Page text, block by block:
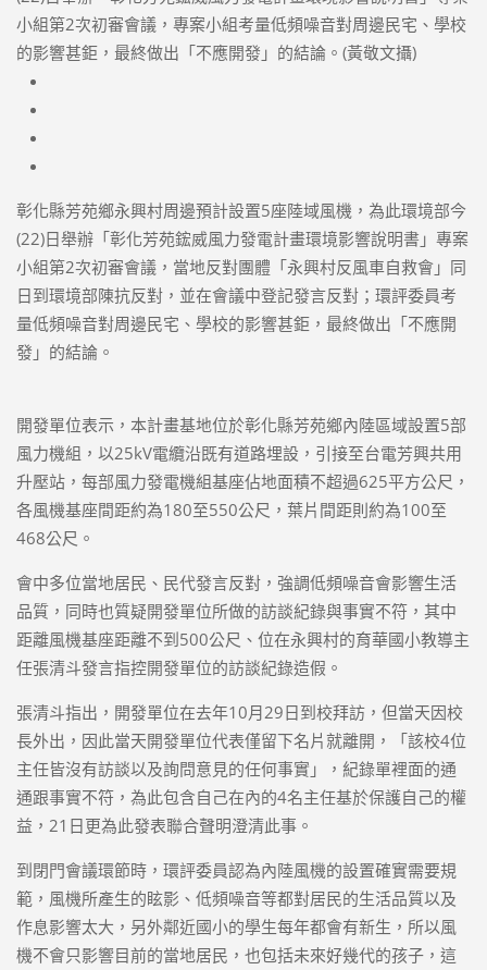
小組第2次初審會議，專案小組考量低頻噪音對周邊民宅、學校
的影響甚鉅，最終做出「不應開發」的結論。(黃敬文攝)
彰化縣芳苑鄉永興村周邊預計設置5座陸域風機，為此環境部今
(22)日舉辦「彰化芳苑鋐威風力發電計畫環境影響說明書」專案
小組第2次初審會議，當地反對團體「永興村反風車自救會」同
日到環境部陳抗反對，並在會議中登記發言反對；環評委員考
量低頻噪音對周邊民宅、學校的影響甚鉅，最終做出「不應開
發」的結論。
開發單位表示，本計畫基地位於彰化縣芳苑鄉內陸區域設置5部
風力機組，以25kV電纜沿既有道路埋設，引接至台電芳興共用
升壓站，每部風力發電機組基座佔地面積不超過625平方公尺，
各風機基座間距約為180至550公尺，葉片間距則約為100至
468公尺。
會中多位當地居民、民代發言反對，強調低頻噪音會影響生活
品質，同時也質疑開發單位所做的訪談紀錄與事實不符，其中
距離風機基座距離不到500公尺、位在永興村的育華國小教導主
任張清斗發言指控開發單位的訪談紀錄造假。
張清斗指出，開發單位在去年10月29日到校拜訪，但當天因校
長外出，因此當天開發單位代表僅留下名片就離開，「該校4位
主任皆沒有訪談以及詢問意見的任何事實」，紀錄單裡面的通
通跟事實不符，為此包含自己在內的4名主任基於保護自己的權
益，21日更為此發表聯合聲明澄清此事。
到閉門會議環節時，環評委員認為內陸風機的設置確實需要規
範，風機所產生的眩影、低頻噪音等都對居民的生活品質以及
作息影響太大，另外鄰近國小的學生每年都會有新生，所以風
機不會只影響目前的當地居民，也包括未來好幾代的孩子，這